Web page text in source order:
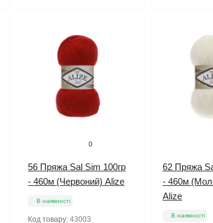
0
56 Пряжа Sal Sim 100гр
- 460м (Червоний) Alize
В наявності
Код товару: 43003
62 Пряжа
- 460м
Alize
В наявності